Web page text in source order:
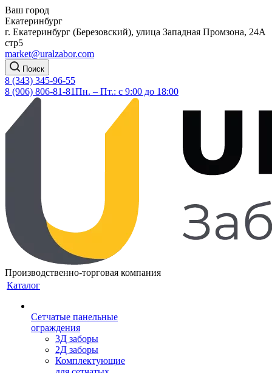
Ваш город
Екатеринбург
г. Екатеринбург (Березовский), улица Западная Промзона, 24А
стр5
market@uralzabor.com
Поиск
8 (343) 345-96-55
8 (906) 806-81-81Пн. – Пт.: с 9:00 до 18:00
Производственно-торговая компания
Каталог
Сетчатые панельные
ограждения
3Д заборы
2Д заборы
Комплектующие